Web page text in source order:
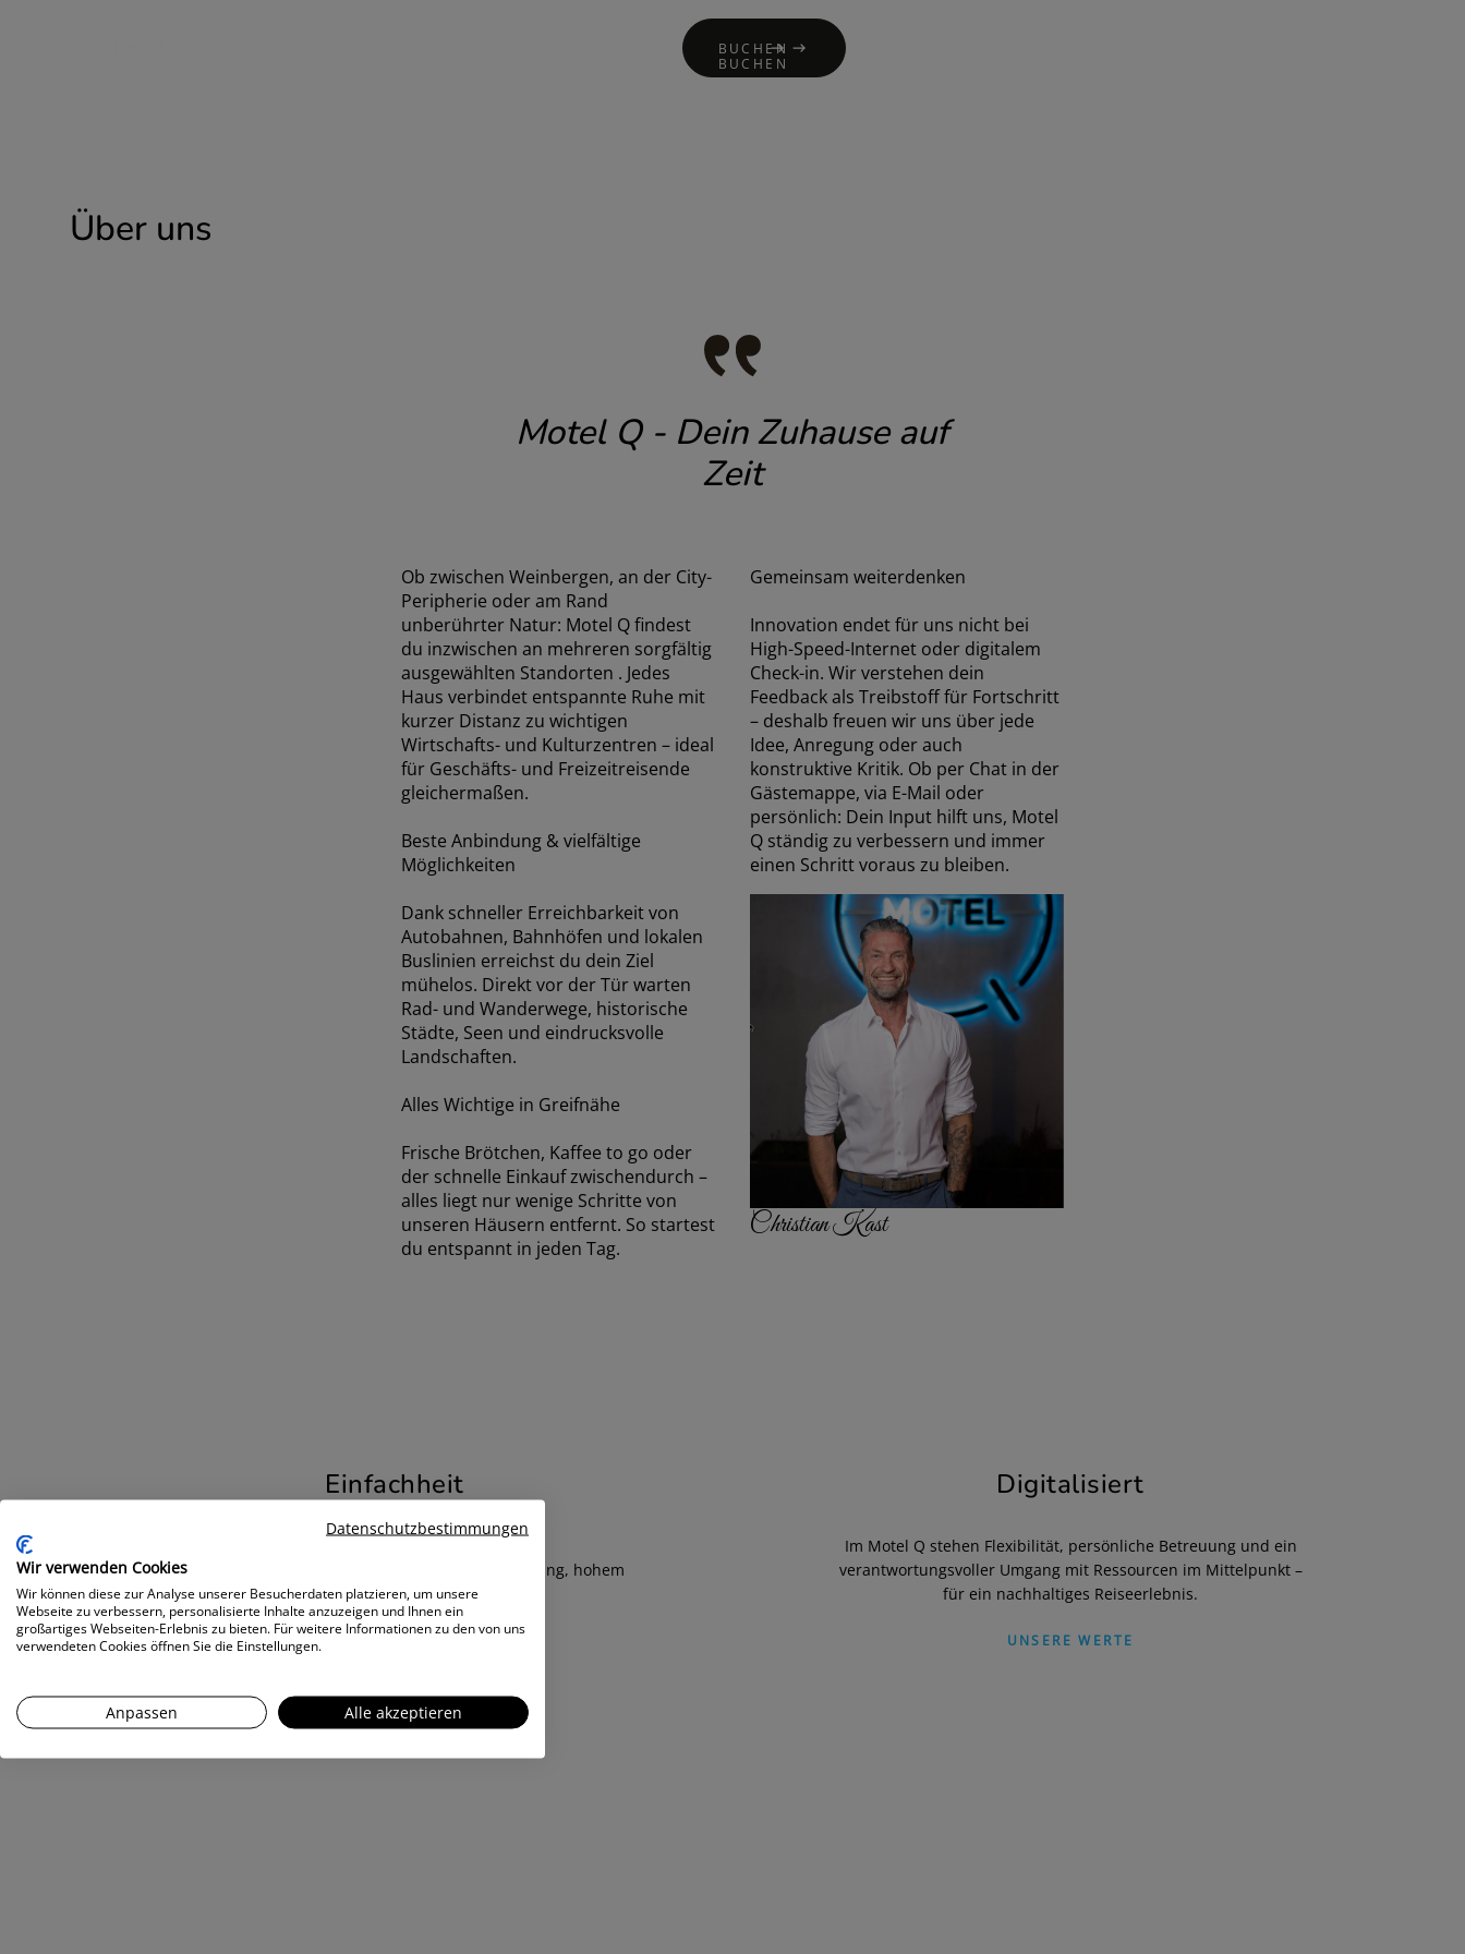
BUCHEN
BUCHEN
Über uns
Motel Q - Dein Zuhause auf
Zeit
Ob zwischen Weinbergen, an der City-
Peripherie oder am Rand
unberührter Natur: Motel Q findest
du inzwischen an mehreren sorgfältig
ausgewählten Standorten . Jedes
Haus verbindet entspannte Ruhe mit
kurzer Distanz zu wichtigen
Wirtschafts- und Kulturzentren – ideal
für Geschäfts- und Freizeitreisende
gleichermaßen.
Beste Anbindung & vielfältige
Möglichkeiten
Dank schneller Erreichbarkeit von
Autobahnen, Bahnhöfen und lokalen
Buslinien erreichst du dein Ziel
mühelos. Direkt vor der Tür warten
Rad- und Wanderwege, historische
Städte, Seen und eindrucksvolle
Landschaften.
Alles Wichtige in Greifnähe
Frische Brötchen, Kaffee to go oder
der schnelle Einkauf zwischendurch –
alles liegt nur wenige Schritte von
unseren Häusern entfernt. So startest
du entspannt in jeden Tag.
Gemeinsam weiterdenken
Innovation endet für uns nicht bei
High-Speed-Internet oder digitalem
Check-in. Wir verstehen dein
Feedback als Treibstoff für Fortschritt
– deshalb freuen wir uns über jede
Idee, Anregung oder auch
konstruktive Kritik. Ob per Chat in der
Gästemappe, via E-Mail oder
persönlich: Dein Input hilft uns, Motel
Q ständig zu verbessern und immer
einen Schritt voraus zu bleiben.
Christian Kast
Einfachheit
Übernachtungsmöglichkeiten – mit einfacher Buchung, hohem
Komfort und optimaler Anbindung.
Digitalisiert
Im Motel Q stehen Flexibilität, persönliche Betreuung und ein
verantwortungsvoller Umgang mit Ressourcen im Mittelpunkt –
für ein nachhaltiges Reiseerlebnis.
UNSERE WERTE
Datenschutzbestimmungen
Wir verwenden Cookies
Wir können diese zur Analyse unserer Besucherdaten platzieren, um unsere
Webseite zu verbessern, personalisierte Inhalte anzuzeigen und Ihnen ein
großartiges Webseiten-Erlebnis zu bieten. Für weitere Informationen zu den von uns
verwendeten Cookies öffnen Sie die Einstellungen.
Anpassen Alle akzeptieren